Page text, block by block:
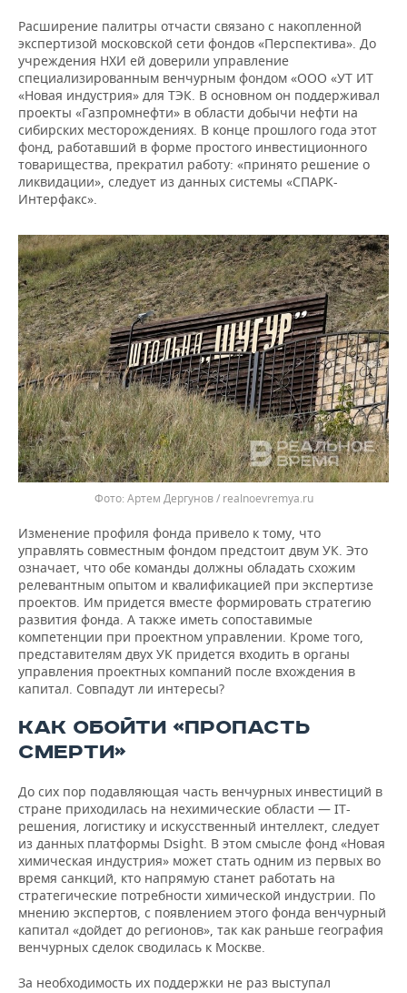
Расширение палитры отчасти связано с накопленной
экспертизой московской сети фондов «Перспектива». До
учреждения НХИ ей доверили управление
специализированным венчурным фондом «ООО «УТ ИТ
«Новая индустрия» для ТЭК. В основном он поддерживал
проекты «Газпромнефти» в области добычи нефти на
сибирских месторождениях. В конце прошлого года этот
фонд, работавший в форме простого инвестиционного
товарищества, прекратил работу: «принято решение о
ликвидации», следует из данных системы «СПАРК-
Интерфакс».
Артем Дергунов / realnoevremya.ru
Изменение профиля фонда привело к тому, что
управлять совместным фондом предстоит двум УК. Это
означает, что обе команды должны обладать схожим
релевантным опытом и квалификацией при экспертизе
проектов. Им придется вместе формировать стратегию
развития фонда. А также иметь сопоставимые
компетенции при проектном управлении. Кроме того,
представителям двух УК придется входить в органы
управления проектных компаний после вхождения в
капитал. Совпадут ли интересы?
КАК ОБОЙТИ «ПРОПАСТЬ
СМЕРТИ»
До сих пор подавляющая часть венчурных инвестиций в
стране приходилась на нехимические области — IT-
решения, логистику и искусственный интеллект, следует
из данных платформы Dsight. В этом смысле фонд «Новая
химическая индустрия» может стать одним из первых во
время санкций, кто напрямую станет работать на
стратегические потребности химической индустрии. По
мнению экспертов, с появлением этого фонда венчурный
капитал «дойдет до регионов», так как раньше география
венчурных сделок сводилась к Москве.
За необходимость их поддержки не раз выступал